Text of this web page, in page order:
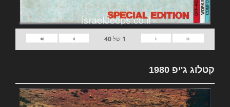
«
‹
1 של40
›
»
קטלוג ג'יפ 1980